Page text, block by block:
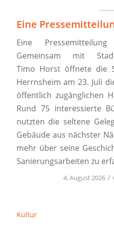
Eine
Eine
Gemeinsam mit
Timo Horst öffnete die
Herrnsheim am 23. Juli
öffentlich zugänglichen
Rund 75 interessierte
nutzten die seltene
Gebäude aus nächster
mehr über seine
Sanierungsarbeiten zu
4. August 2026 /
Kultur